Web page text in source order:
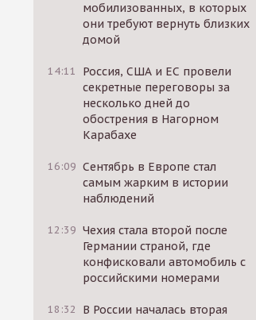
мобилизованных, в которых
они требуют вернуть близких
домой
14:11
Россия, США и ЕС провели
секретные переговоры за
несколько дней до
обострения в Нагорном
Карабахе
16:09 Сентябрь в Европе стал
самым жарким в истории
наблюдений
12:39 Чехия стала второй после
Германии страной, где
конфисковали автомобиль с
российскими номерами
18:32
В России началась вторая